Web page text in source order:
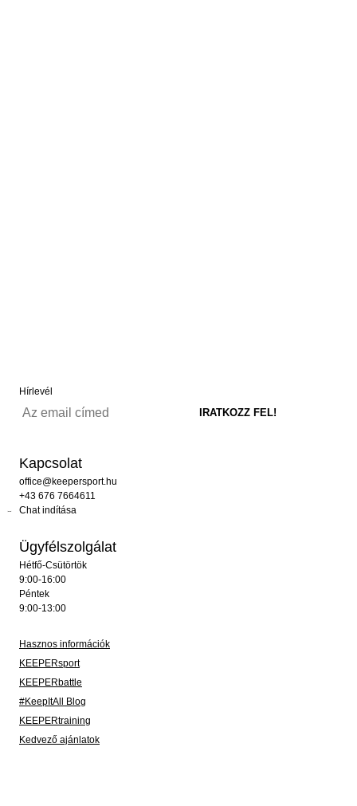
Hírlevél
Kapcsolat
office@keepersport.hu
+43 676 7664611
Chat indítása
Ügyfélszolgálat
Hétfő-Csütörtök
9:00-16:00
Péntek
9:00-13:00
Hasznos információk
KEEPERsport
KEEPERbattle
#KeepItAll Blog
KEEPERtraining
Kedvező ajánlatok